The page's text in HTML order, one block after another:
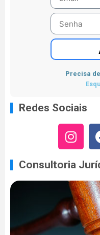
Precisa
Redes Sociais
Consultoria